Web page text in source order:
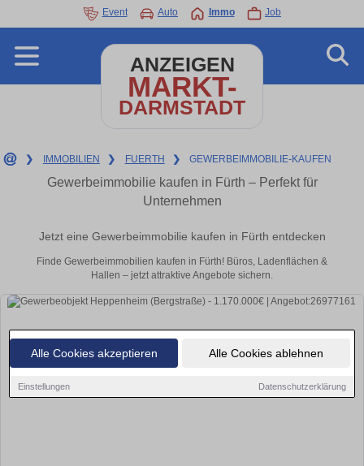
Alle Cookies akzeptieren Alle Cookies ablehnen
Einstellungen Datenschutzerklärung
Event Auto Immo Job
ANZEIGEN
MARKT-
DARMSTADT
❯ IMMOBILIEN ❯ FUERTH ❯ GEWERBEIMMOBILIE-KAUFEN
Gewerbeimmobilie kaufen in Fürth – Perfekt für
Unternehmen
Jetzt eine Gewerbeimmobilie kaufen in Fürth entdecken
Finde Gewerbeimmobilien kaufen in Fürth! Büros, Ladenflächen &
Hallen – jetzt attraktive Angebote sichern.